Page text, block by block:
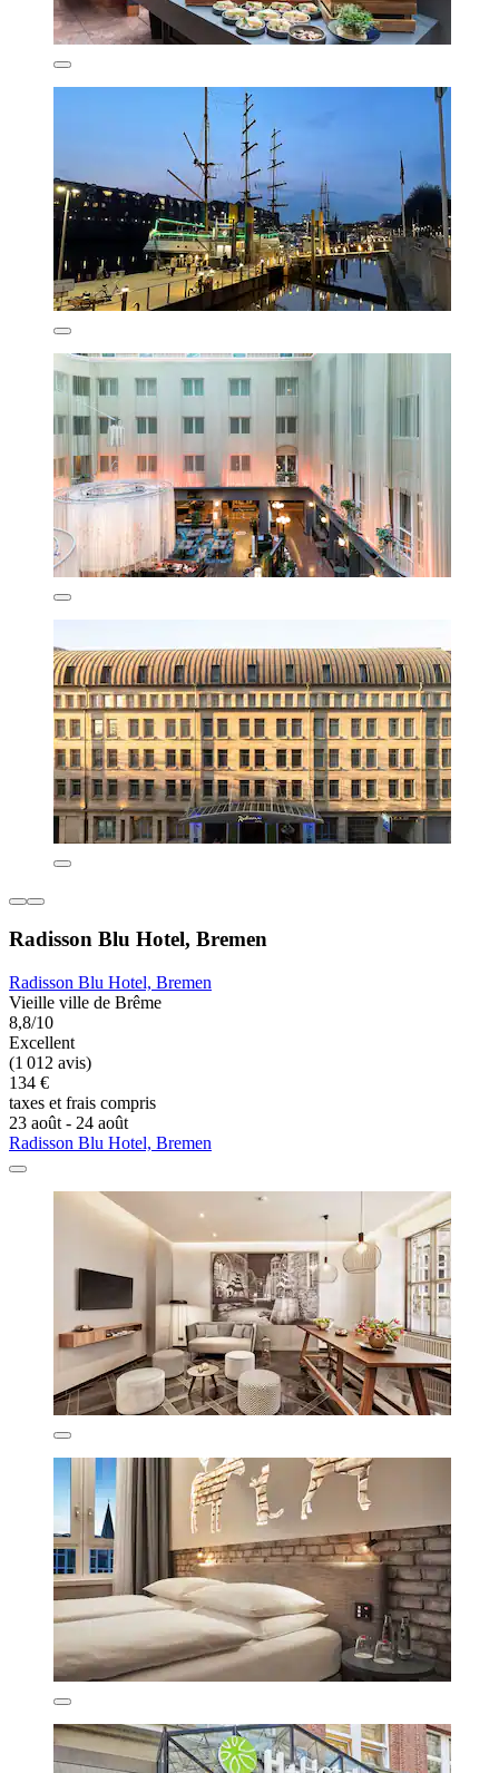
Radisson Blu Hotel, Bremen
Radisson Blu Hotel, Bremen
Vieille ville de Brême
8,8/10
Excellent
(1 012 avis)
134 €
taxes et frais compris
23 août - 24 août
Radisson Blu Hotel, Bremen